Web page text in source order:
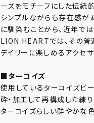
ーズをモチーフにした伝統
シンプルながらも存在感が
に馴染むことから、近年で
LION HEARTでは、その普
デイリーに楽しめるアクセ
■ターコイズ
使用しているターコイズビ
砕・加工して再構成した練り
ターコイズらしい鮮やかな